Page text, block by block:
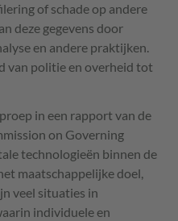
of schade op andere
deze gegevens door
en andere praktijken.
van politie en overheid tot
in een rapport van de
on Governing
technologieën binnen de
maatschappelijke doel,
veel situaties in
individuele en